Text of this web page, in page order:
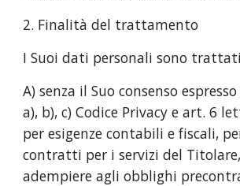
2. Finalità del trattamento
I Suoi dati personali sono
A) senza il Suo consenso
a), b), c) Codice Privacy e art. 6
per esigenze contabili e fiscali,
contratti per i servizi del
adempiere agli obblighi